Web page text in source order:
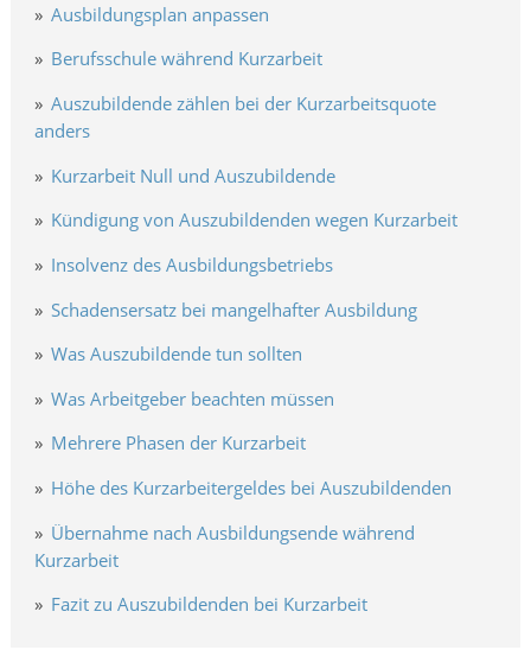
Ausbildungsplan anpassen
Berufsschule während Kurzarbeit
Auszubildende zählen bei der Kurzarbeitsquote
anders
Kurzarbeit Null und Auszubildende
Kündigung von Auszubildenden wegen Kurzarbeit
Insolvenz des Ausbildungsbetriebs
Schadensersatz bei mangelhafter Ausbildung
Was Auszubildende tun sollten
Was Arbeitgeber beachten müssen
Mehrere Phasen der Kurzarbeit
Höhe des Kurzarbeitergeldes bei Auszubildenden
Übernahme nach Ausbildungsende während
Kurzarbeit
Fazit zu Auszubildenden bei Kurzarbeit